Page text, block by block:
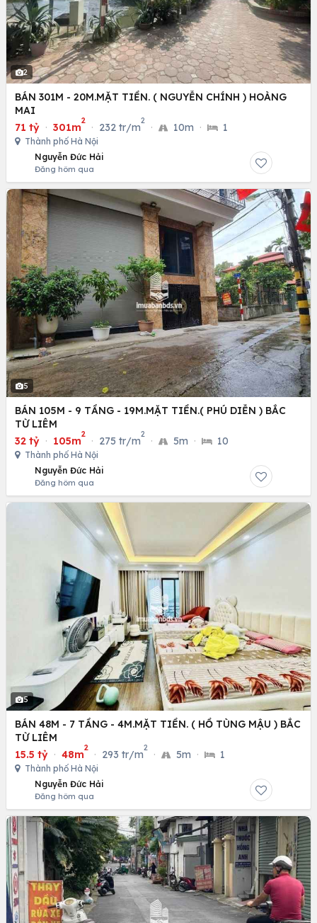
2
BÁN 301M - 20M.MẶT TIỀN. ( NGUYỄN CHÍNH ) HOÀNG
MAI
71 tỷ · 301m
2
· 232 tr/m
2
· 10m · 1
Thành phố Hà Nội
Nguyễn Đức Hải
Đăng hôm qua
5
BÁN 105M - 9 TẦNG - 19M.MẶT TIỀN.( PHÚ DIỄN ) BẮC
TỪ LIÊM
32 tỷ · 105m
2
· 275 tr/m
2
· 5m · 10
Thành phố Hà Nội
Nguyễn Đức Hải
Đăng hôm qua
5
BÁN 48M - 7 TẦNG - 4M.MẶT TIỀN. ( HỒ TÙNG MẬU ) BẮC
TỪ LIÊM
15.5 tỷ · 48m
2
· 293 tr/m
2
· 5m · 1
Thành phố Hà Nội
Nguyễn Đức Hải
Đăng hôm qua